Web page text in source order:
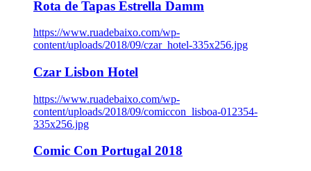
Rota de Tapas Estrella Damm
https://www.ruadebaixo.com/wp-
content/uploads/2018/09/czar_hotel-335x256.jpg
Czar Lisbon Hotel
https://www.ruadebaixo.com/wp-
content/uploads/2018/09/comiccon_lisboa-012354-
335x256.jpg
Comic Con Portugal 2018